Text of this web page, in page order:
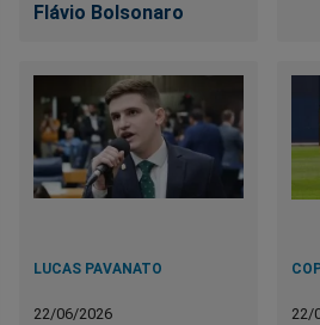
Flávio Bolsonaro
LUCAS PAVANATO
22/06/2026 22/